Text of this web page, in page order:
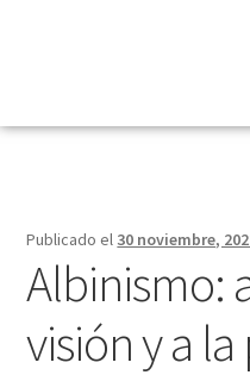
Publicado el 30 noviembre,
Albinismo:
visión y a